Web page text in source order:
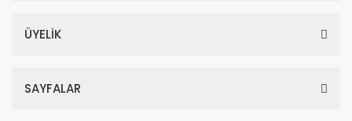
ÜYELİK
SAYFALAR